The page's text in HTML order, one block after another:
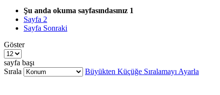
Şu anda okuma sayfasındasınız 1
Sayfa 2
Sayfa Sonraki
Göster
sayfa başı
Sırala
Büyükten Küçüğe Sıralamayı Ayarla